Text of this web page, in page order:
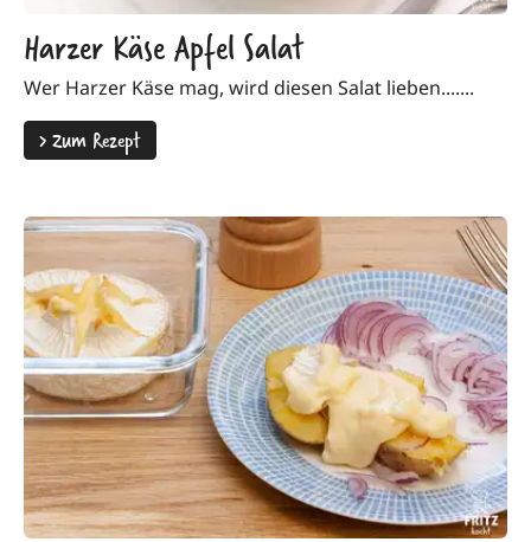
Harzer Käse Apfel Salat
Wer Harzer Käse mag, wird diesen Salat lieben.......
>Zum Rezept